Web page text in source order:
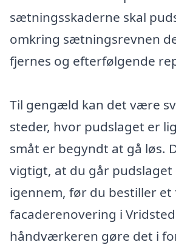
sætningsskaderne skal
omkring sætningsrevnen
fjernes og efterfølgende
Til gengæld kan det være
steder, hvor pudslaget er
småt er begyndt at gå løs.
vigtigt, at du går
igennem, før du bestiller et
facaderenovering i
håndværkeren gøre det i